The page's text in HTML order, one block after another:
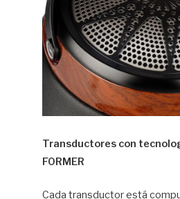
Transductores con
FORMER
Cada transductor está